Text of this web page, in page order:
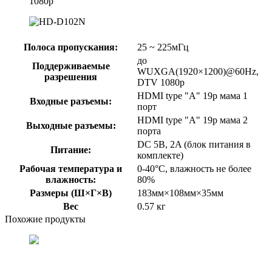
Полоса пропускания:
25 ~ 225мГц
Поддерживаемые
разрешения
до
WUXGA(1920×1200)@60Hz,
DTV 1080p
Входные разъемы:
HDMI type "A" 19p мама 1
порт
Выходные разъемы:
HDMI type "A" 19p мама 2
порта
Питание:
DC 5В, 2A (блок питания в
комплекте)
Рабочая температура и
влажность:
0-40°C, влажность не более
80%
Размеры (Ш×Г×В)
183мм×108мм×35мм
Вес
0.57 кг
Похожие продукты